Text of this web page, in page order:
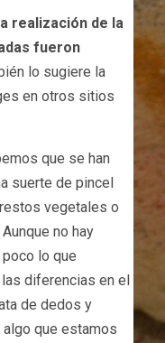
realización de la
fueron
lo sugiere la
en otros sitios
que se han
suerte de pincel
vegetales o
no hay
lo que
diferencias en el
de dedos y
que estamos